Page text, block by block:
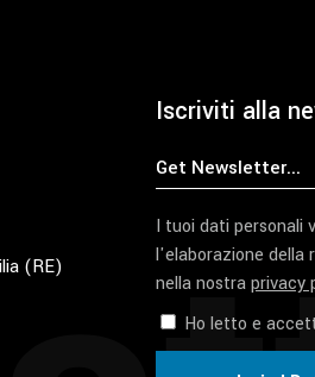
(RE)
Iscriviti alla
I tuoi dati personali
l'elaborazione della
nella nostraprivacy
Ho letto e